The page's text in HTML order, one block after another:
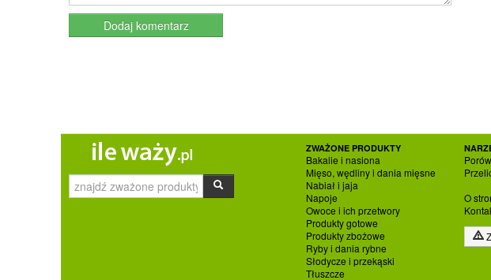
ZWAŻONE PRODUKTY
Bakalie i nasiona
Mięso, wędliny i dania mięsne
Nabiał i jaja
Napoje
Owoce i ich przetwory
Produkty gotowe
Produkty zbożowe
Ryby i dania rybne
Słodycze i przekąski
Tłuszcze
O